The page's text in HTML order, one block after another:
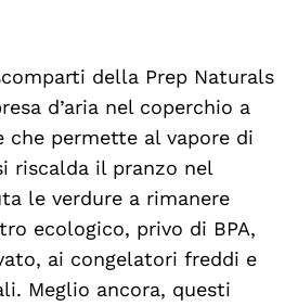
della Prep Naturals
d’aria nel coperchio a
permette al vapore di
riscalda il pranzo nel
le verdure a rimanere
ecologico, privo di BPA,
ai congelatori freddi e
Meglio ancora, questi